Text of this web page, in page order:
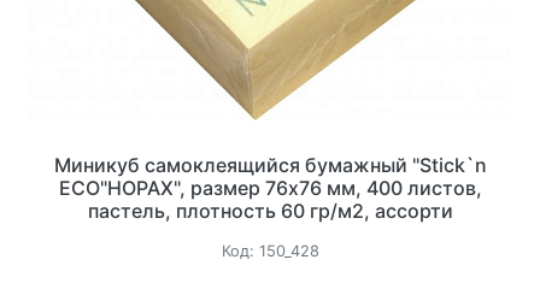
Миникуб самоклеящийся бумажный "Stick`n
ECO"HOPAX", размер 76х76 мм, 400 листов,
пастель, плотность 60 гр/м2, ассорти
Код: 150_428